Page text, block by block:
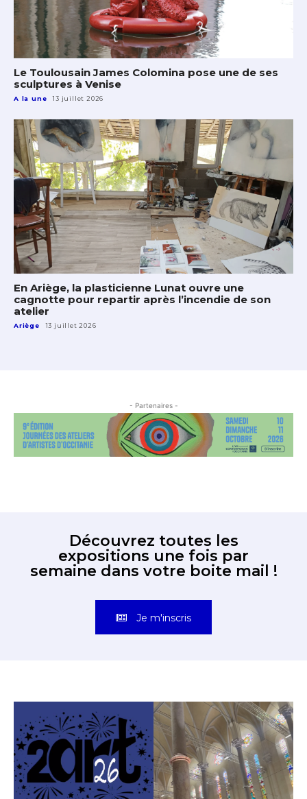
Le Toulousain James Colomina pose une de ses
sculptures à Venise
A la une 13 juillet 2026
En Ariège, la plasticienne Lunat ouvre une
cagnotte pour repartir après l’incendie de son
atelier
Ariège 13 juillet 2026
- Partenaires -
Découvrez toutes les
expositions une fois par
semaine dans votre boite mail !
Je m'inscris